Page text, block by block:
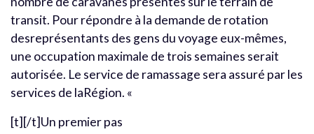
transit. Pour répondre à la demande de rotation
desreprésentants des gens du voyage eux-mêmes,
une occupation maximale de trois semaines serait
autorisée. Le service de ramassage sera assuré par les
services de laRégion. «
[t][/t]Un premier pas